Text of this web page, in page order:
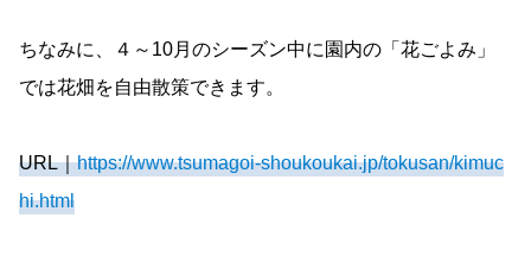
ちなみに、４～10月のシーズン中に園内の「花ごよみ」
では花畑を自由散策できます。
URL｜https://www.tsumagoi-shoukoukai.jp/tokusan/kimuc
hi.html